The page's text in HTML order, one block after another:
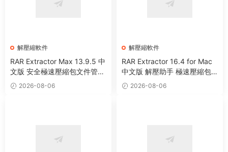
解壓縮軟件
RAR Extractor Max 13.9.5 中
文版 安全極速壓縮包文件管理
器 2026-08-06
解壓縮軟件
RAR Extractor 16.4 for Mac
中文版 解壓助手 極速壓縮包
管理工具
2026-08-06